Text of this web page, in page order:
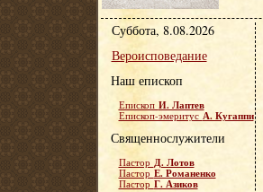
Суббота, 8.08.2026
Вероисповедание
Наш епископ
Епископ И. Лаптев
Епископ-эмеритус А. Кугаппи
Священнослужители
Пастор Д. Лотов
Пастор Е. Романенко
Пастор Г. Азиков